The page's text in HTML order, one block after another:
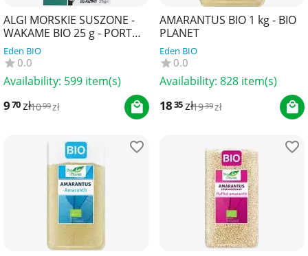
ALGI MORSKIE SUSZONE -
WAKAME BIO 25 g - PORTO
MUINOS
Eden BIO
0.0
Availability: 599 item(s)
970zł1099 zł
AMARANTUS BIO 1 kg - BIO
PLANET
Eden BIO
0.0
Availability: 828 item(s)
1835zł1939 zł